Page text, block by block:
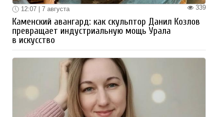
339
12:07 | 7 августа
Каменский авангард: как скульптор Данил Козлов
превращает индустриальную мощь Урала
в искусство